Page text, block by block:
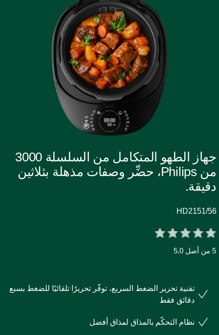
جهاز الطهو المتكامل من السلسلة 3000
من Philips، حضِّر وصفات مذهلة بثلاثين
HD2151/
تقنية تحرير الضغط السريع، توفّر تحريرًا تلقائيًا للضغط بسبع
دقائق فقط
نظام التحكّم بالمذاق لمذاق أفضل